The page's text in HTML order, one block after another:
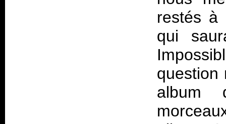
restés à
qui
question
album